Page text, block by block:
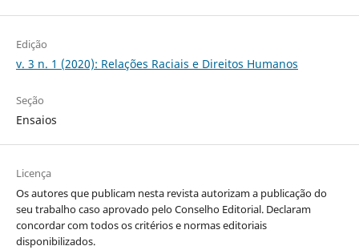
Edição
v. 3 n. 1 (2020): Relações Raciais e Direitos Humanos
Seção
Ensaios
Licença
Os autores que publicam nesta revista autorizam a publicação do
seu trabalho caso aprovado pelo Conselho Editorial. Declaram
concordar com todos os critérios e normas editoriais
disponibilizados.